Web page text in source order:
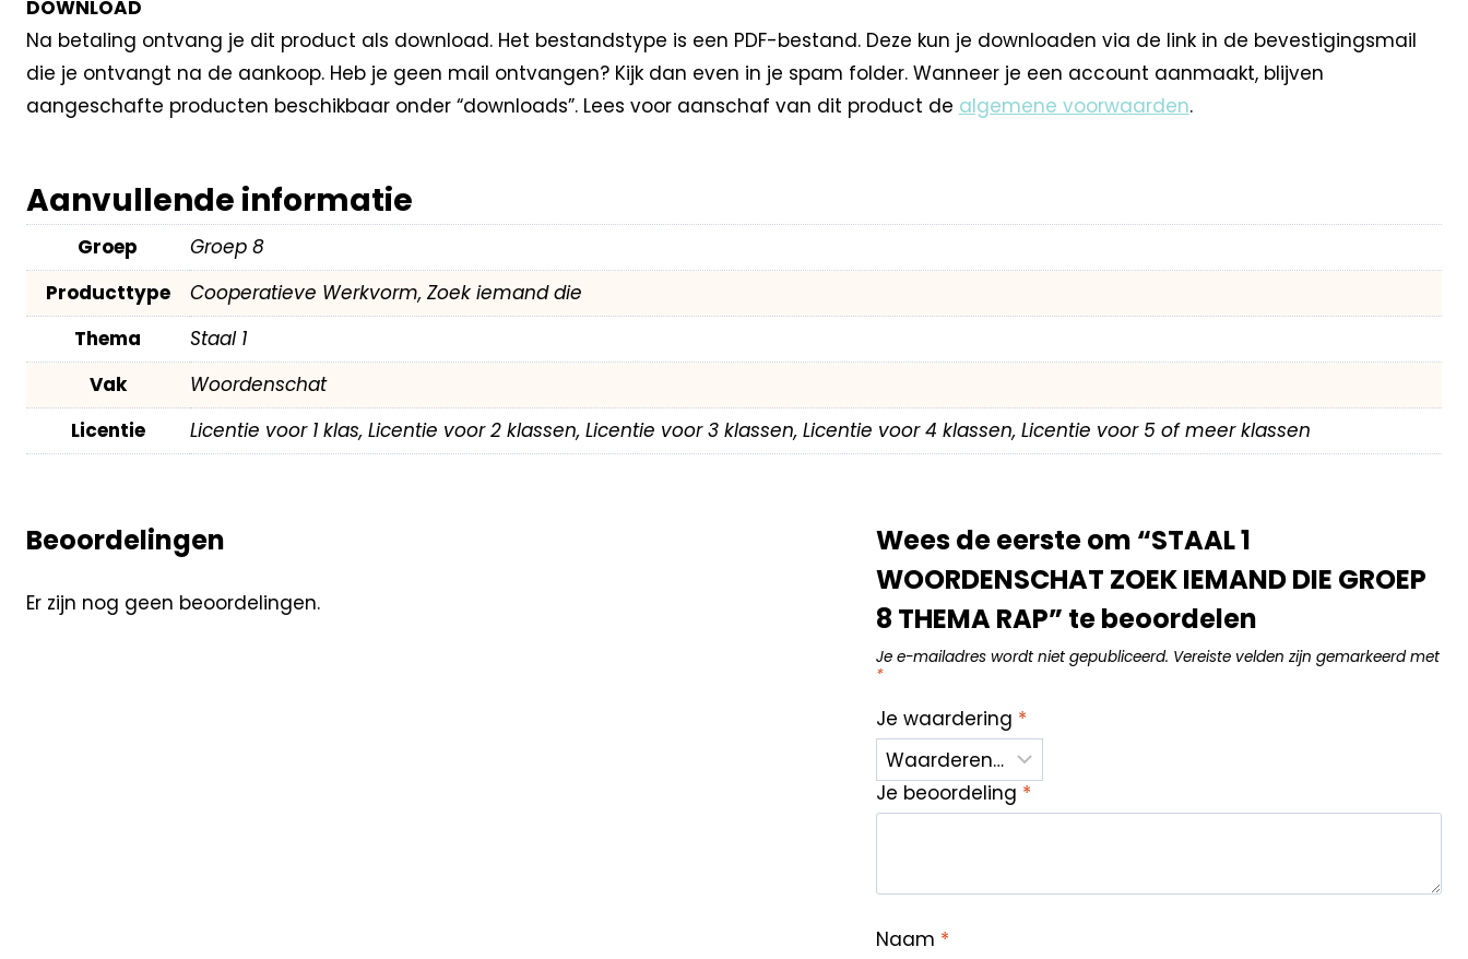
DOWNLOAD
Na betaling ontvang je dit product als download. Het bestandstype is een PDF-bestand. Deze kun je downloaden via de link in de bevestigingsmail
die je ontvangt na de aankoop. Heb je geen mail ontvangen? Kijk dan even in je spam folder. Wanneer je een account aanmaakt, blijven
aangeschafte producten beschikbaar onder “downloads”. Lees voor aanschaf van dit product de algemene voorwaarden.
Aanvullende informatie
Groep
Groep 8
Producttype
Cooperatieve Werkvorm, Zoek iemand die
Thema
Staal 1
Vak
Woordenschat
Licentie
Licentie voor 1 klas, Licentie voor 2 klassen, Licentie voor 3 klassen, Licentie voor 4 klassen, Licentie voor 5 of meer klassen
Beoordelingen
Er zijn nog geen beoordelingen.
Wees de eerste om “STAAL 1
WOORDENSCHAT ZOEK IEMAND DIE GROEP
8 THEMA RAP” te beoordelen
Je e-mailadres wordt niet gepubliceerd. Vereiste velden zijn gemarkeerd met
*
Je waardering *
Je beoordeling *
Naam *